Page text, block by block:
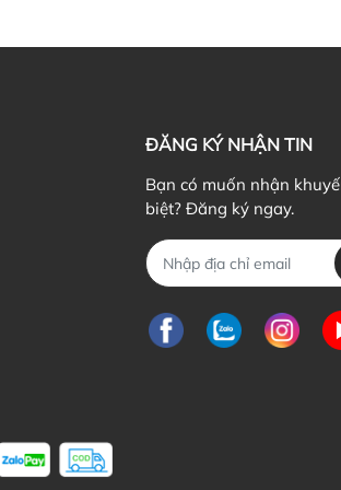
ĐĂNG KÝ NHẬN TIN
Bạn có muốn nhận
biệt? Đăng ký ngay.